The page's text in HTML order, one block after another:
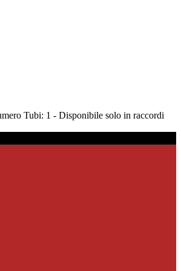
Tubi: 1 - Disponibile solo in raccordi